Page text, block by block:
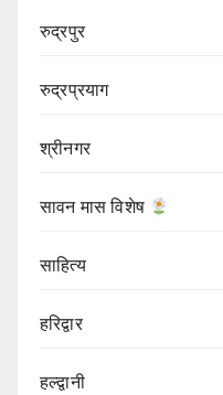
रुद्रपुर
रुद्रप्रयाग
श्रीनगर
सावन मास विशेष
साहित्य
हरिद्वार
हल्द्वानी